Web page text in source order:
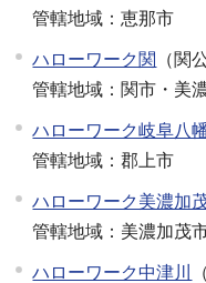
管轄地域：恵那市
ハローワーク関
（関
管轄地域：関市・美
ハローワーク岐阜八
管轄地域：郡上市
ハローワーク美濃加
管轄地域：美濃加茂
ハローワーク中津川